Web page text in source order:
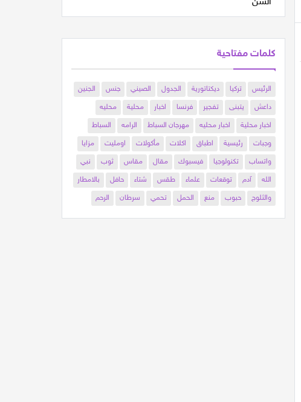
كلمات مفتاحية
الرئيس تركيا ديكتاتورية الجدول الصيني جنس
الجنين
داعش
يتبنى تفجير فرنسا اخبار محلية
محليه
اخبار محلية
اخبار محليه مهرجان السباط الرامه
السباط
وجبات
رئيسية اطباق اكلات مأكولات اومليت
مزايا
واتساب
تكنولوجيا فيسبوك مقال مقاس ثوب
نبي
الله
آدم توقعات علماء طقس شتاء حافل
بالامطار
والثلوج
حبوب منع الحمل تحمي سرطان الرحم